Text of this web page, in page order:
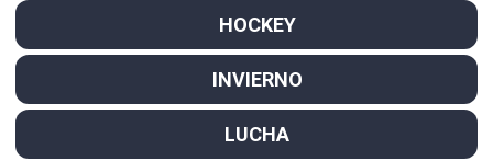
HOCKEY
INVIERNO
LUCHA